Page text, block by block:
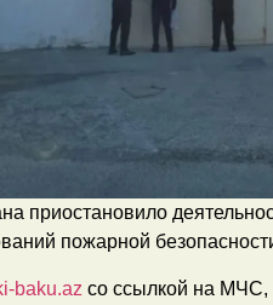
приостановило
пожарной
baku.az со ссылкой на